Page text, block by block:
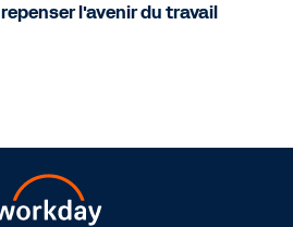
repenser l'avenir du travail